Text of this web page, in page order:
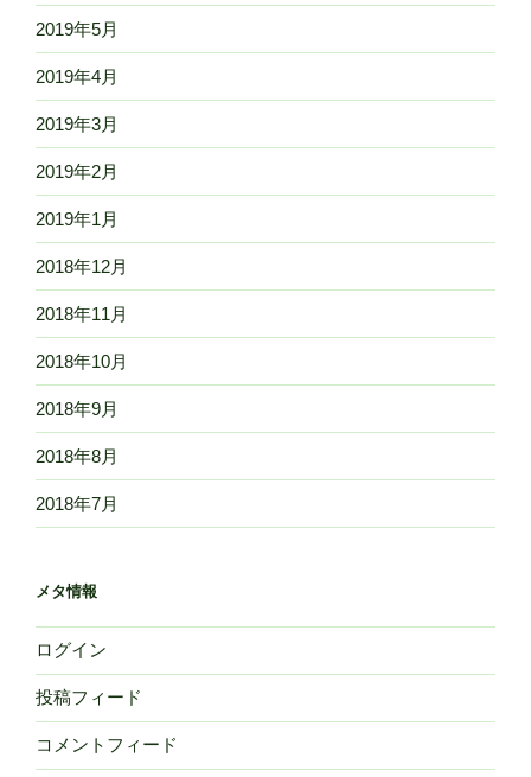
2019年5月
2019年4月
2019年3月
2019年2月
2019年1月
2018年12月
2018年11月
2018年10月
2018年9月
2018年8月
2018年7月
メタ情報
ログイン
投稿フィード
コメントフィード